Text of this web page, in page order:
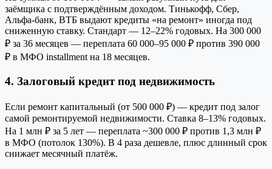
заёмщика с подтверждённым доходом. Тинькофф, Сбер,
Альфа-банк, ВТБ выдают кредиты «на ремонт» иногда под
сниженную ставку. Стандарт — 12–22% годовых. На 300 000
₽ за 36 месяцев — переплата 60 000–95 000 ₽ против 390 000
₽ в МФО installment на 18 месяцев.
4. Залоговый кредит под недвижимость
Если ремонт капитальный (от 500 000 ₽) — кредит под залог
самой ремонтируемой недвижимости. Ставка 8–13% годовых.
На 1 млн ₽ за 5 лет — переплата ~300 000 ₽ против 1,3 млн ₽
в МФО (потолок 130%). В 4 раза дешевле, плюс длинный срок
снижает месячный платёж.